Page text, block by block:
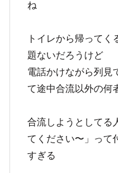
てください〜」って
すぎる
— りきと (@ri_xiah)
前の方で子連れ5人
キャストが注意して